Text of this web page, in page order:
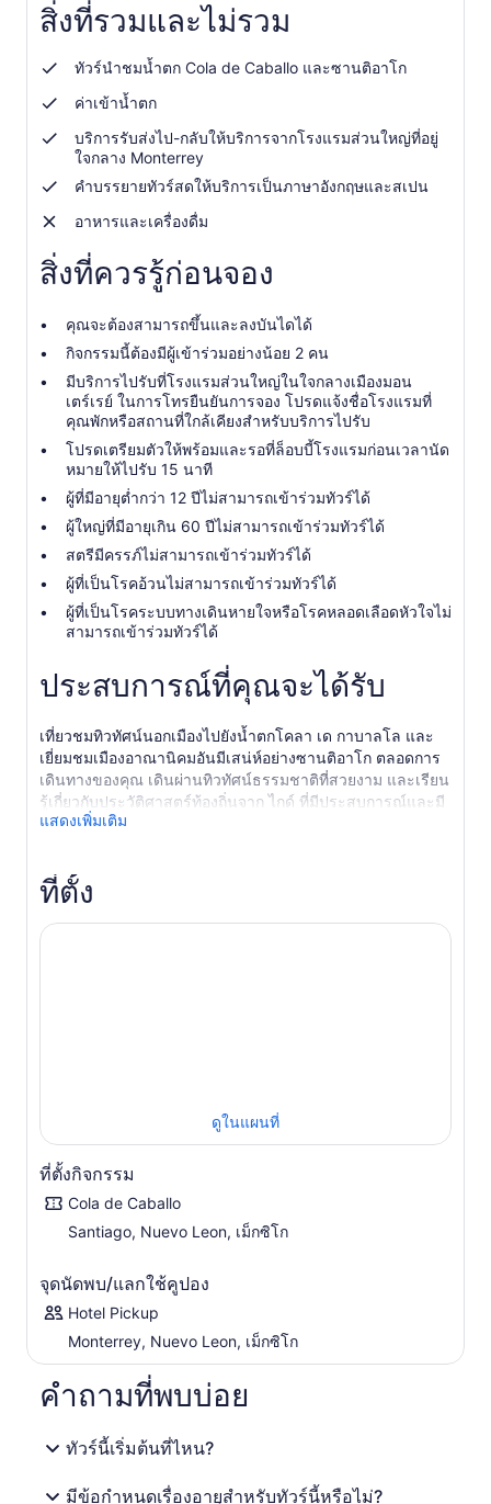
สิ่งที่รวมและไม่รวม
ทัวร์นำชมน้ำตก Cola de Caballo และซานติอาโก
ค่าเข้าน้ำตก
บริการรับส่งไป-กลับให้บริการจากโรงแรมส่วนใหญ่ที่อยู่
ใจกลาง Monterrey
คำบรรยายทัวร์สดให้บริการเป็นภาษาอังกฤษและสเปน
อาหารและเครื่องดื่ม
สิ่งที่ควรรู้ก่อนจอง
คุณจะต้องสามารถขึ้นและลงบันไดได้
กิจกรรมนี้ต้องมีผู้เข้าร่วมอย่างน้อย 2 คน
มีบริการไปรับที่โรงแรมส่วนใหญ่ในใจกลางเมืองมอน
เตร์เรย์ ในการโทรยืนยันการจอง โปรดแจ้งชื่อโรงแรมที่
คุณพักหรือสถานที่ใกล้เคียงสำหรับบริการไปรับ
โปรดเตรียมตัวให้พร้อมและรอที่ล็อบบี้โรงแรมก่อนเวลานัด
หมายให้ไปรับ 15 นาที
ผู้ที่มีอายุต่ำกว่า 12 ปีไม่สามารถเข้าร่วมทัวร์ได้
ผู้ใหญ่ที่มีอายุเกิน 60 ปีไม่สามารถเข้าร่วมทัวร์ได้
สตรีมีครรภ์ไม่สามารถเข้าร่วมทัวร์ได้
ผู้ที่เป็นโรคอ้วนไม่สามารถเข้าร่วมทัวร์ได้
ผู้ที่เป็นโรคระบบทางเดินหายใจหรือโรคหลอดเลือดหัวใจไม่
สามารถเข้าร่วมทัวร์ได้
ประสบการณ์ที่คุณจะได้รับ
เที่ยวชมทิวทัศน์นอกเมืองไปยังน้ำตกโคลา เด กาบาลโล และ
เยี่ยมชมเมืองอาณานิคมอันมีเสน่ห์อย่างซานติอาโก ตลอดการ
เดินทางของคุณ เดินผ่านทิวทัศน์ธรรมชาติที่สวยงาม และเรียน
รู้เกี่ยวกับประวัติศาสตร์ท้องถิ่นจาก ไกด์ ที่มีประสบการณ์และมี
ความรู้
และพาคุณออกนอกเมืองไปยังอุทยานธรรมชาติ ออกไปเดินเท้า
ตามเส้นทางคดเคี้ยวผ่านหน้าผาที่ปกคลุมด้วยป่าไม้ และแวะที่
จุดชมวิวระหว่างทางเพื่อชื่นชมทิวทัศน์ที่มีชีวิตชีวา ค้นพบนกที่
มีเอกลักษณ์และพืชพรรณหลากสีสันด้วยความช่วยเหลือจาก
จะไปเยือนเอล มิราดอร์เพื่อชมทิวทัศน์อันงดงาม ในตอนท้าย
ของการเดินทาง ขึ้นรถพร้อมคนขับกลับไปยังมอนเตร์เรย์
แสดงเพิ่มเติม
ที่ตั้ง
ดูในแผนที่
ที่ตั้งกิจกรรม
Cola de Caballo
Santiago, Nuevo Leon, เม็กซิโก
จุดนัดพบ/แลกใช้คูปอง
Hotel Pickup
Monterrey, Nuevo Leon, เม็กซิโก
คำถามที่พบบ่อย
ทัวร์นี้เริ่มต้นที่ไหน?
มีข้อกำหนดเรื่องอายุสำหรับทัวร์นี้หรือไม่?